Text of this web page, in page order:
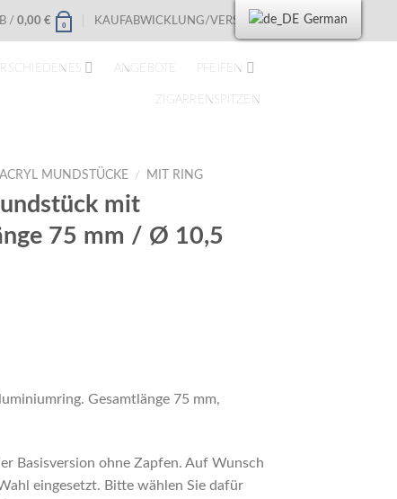
/ 0,00 € 0 KAUFABWICKLUNG/VERSAND
ANGEBOTE PFEIFEN
ZIGARRENSPITZEN
ACRYL MUNDSTÜCKE / MIT RING
mit
75 mm / Ø 10,5
Gesamtlänge 75 mm,
Basisversion ohne Zapfen. Auf Wunsch
eingesetzt. Bitte wählen Sie dafür
German